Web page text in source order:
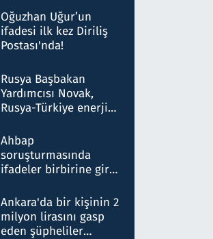
Oğuzhan Uğur’un
ifadesi ilk kez Diriliş
Postası'nda!
Rusya Başbakan
Yardımcısı Novak,
Rusya-Türkiye enerji
nitelikte olduğunu
belirtti
Ahbap
soruşturmasında
ifadeler birbirine girdi:
ifadelerinden ortaya
çıkan tablo şok etti
Ankara'da bir kişinin 2
milyon lirasını gasp
eden şüpheliler